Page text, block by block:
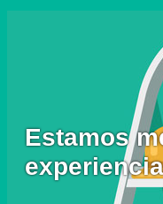
Estamos